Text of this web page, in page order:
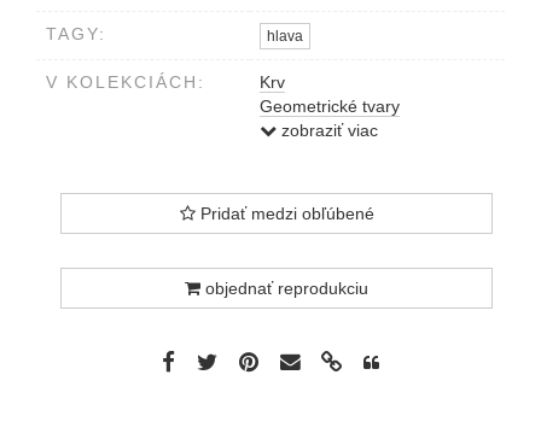
TAGY: hlava
V KOLEKCIÁCH:
Krv
Geometrické tvary
Generácia 909
zobraziť viac
Pridať medzi obľúbené
objednať reprodukciu